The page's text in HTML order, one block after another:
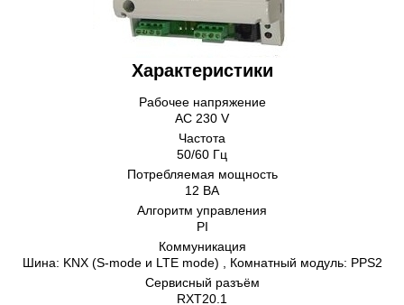
Характеристики
Рабочее напряжение
AC 230 V
Частота
50/60 Гц
Потребляемая мощность
12 ВА
Алгоритм управления
PI
Коммуникация
Шина: KNX (S-mode и LTE mode) , Комнатный модуль: PPS2
Сервисный разъём
RXT20.1